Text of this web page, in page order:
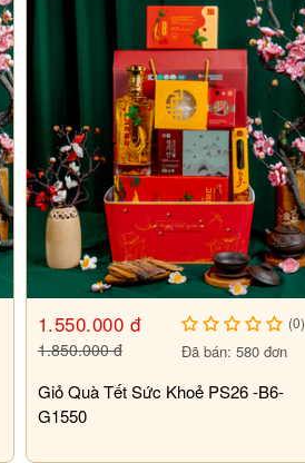
1.550.000 đ
1.850.000 đ
(0)
Đã bán: 580 đơn
Giỏ Quà Tết Sức Khoẻ PS26 -B6-
G1550